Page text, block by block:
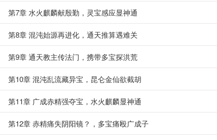
第7章 水火麒麟献殷勤，灵宝感应显神通
第8章 混沌始源再进化，通天推算遇难关
第9章 通天教主传法门，携带多宝探洪荒
第10章 混沌乱流藏异宝，昆仑金仙欲截胡
第11章 广成赤精强夺宝，水火麒麟显神通
第12章 赤精痛失阴阳镜？，多宝痛殴广成子